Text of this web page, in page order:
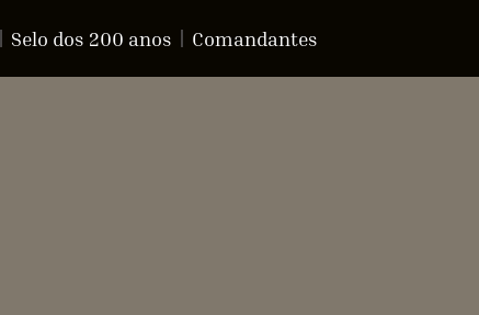
Selo dos 200 anos Comandantes